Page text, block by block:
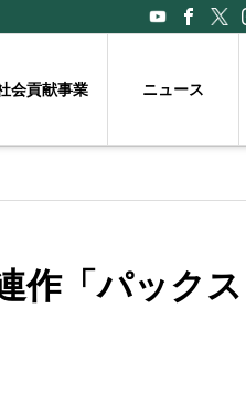
会貢献事業 ニュース
作「パック